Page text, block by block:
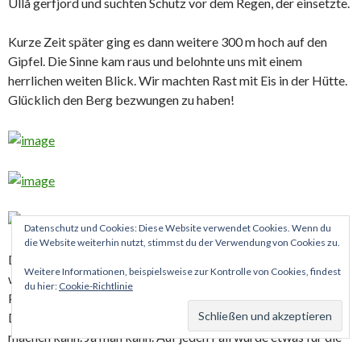
Kurze Zeit später ging es dann weitere 300 m hoch auf den
Gipfel. Die Sinne kam raus und belohnte uns mit einem
herrlichen weiten Blick. Wir machten Rast mit Eis in der Hütte.
Glücklich den Berg bezwungen zu haben!
Der Abstieg forderte unsere Beine und Konzentration, denn es
war etwas rutschig vom Regen. Unten angekommen kurze
Pause und dann ca 20 min weiter zum Outlet von Fjäll Raven.
Das war ziemlich voll. Mal sehen ob man hier ein Schnäppchen
machen kann. Ja man kann. Auf jeden Fall wurde etwas für die
Datenschutz und Cookies: Diese Website verwendet Cookies. Wenn du
die Website weiterhin nutzt, stimmst du der Verwendung von Cookies zu.
Weitere Informationen, beispielsweise zur Kontrolle von Cookies, findest
du hier: Cookie-Richtlinie